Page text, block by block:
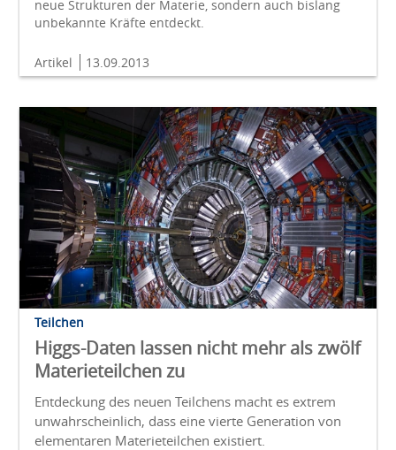
neue Strukturen der Materie, sondern auch bislang
unbekannte Kräfte entdeckt.
Artikel 13.09.2013
Teilchen
Higgs-Daten lassen nicht mehr als zwölf
Materieteilchen zu
Entdeckung des neuen Teilchens macht es extrem
unwahrscheinlich, dass eine vierte Generation von
elementaren Materieteilchen existiert.